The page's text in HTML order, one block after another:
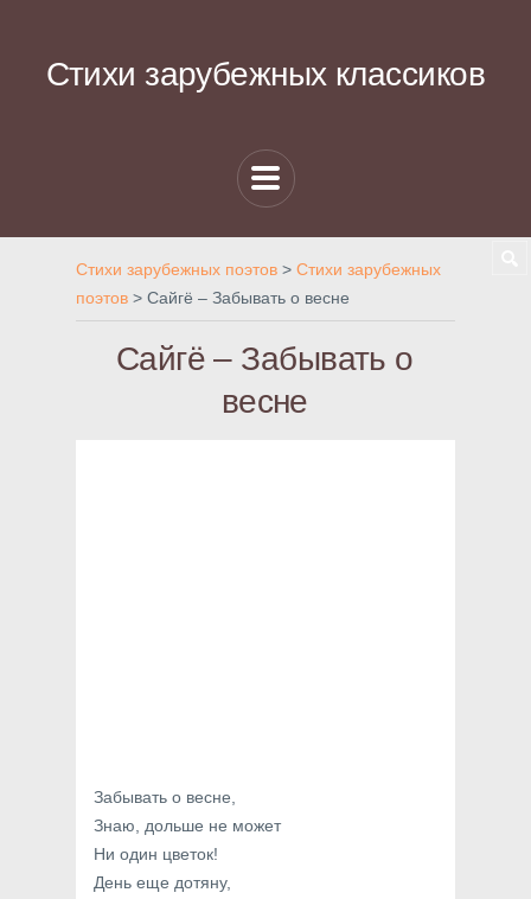
Стихи зарубежных классиков
Стихи зарубежных поэтов > Стихи зарубежных
поэтов > Сайгё – Забывать о весне
Сайгё – Забывать о
весне
Забывать о весне,
Знаю, дольше не может
Ни один цветок!
День еще дотяну,